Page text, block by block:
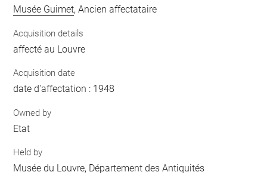
Musée Guimet, Ancien affectataire
Acquisition details
affecté au Louvre
Acquisition date
date d'affectation : 1948
Owned by
Etat
Held by
Musée du Louvre, Département des Antiquités